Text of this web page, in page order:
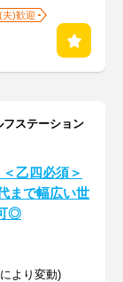
夫)歓迎
ステーション
＜乙四必須＞
まで幅広い世
◎
より変動)